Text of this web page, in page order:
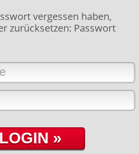
vergessen haben,
zurücksetzen: Passwort